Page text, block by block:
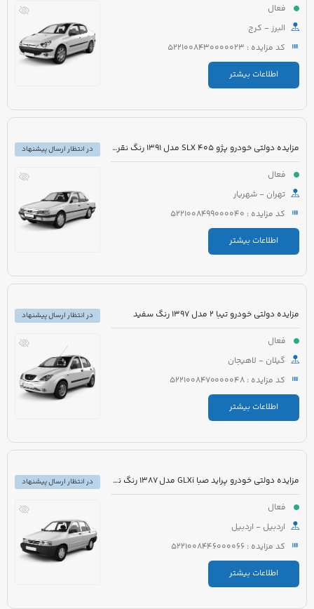
فعال
البرز - کرج
کد مزایده : 5221008430000023
اطلاعات بیشتر
مزایده دولتی خودرو پژو 405 SLX مدل 1391 رنگ نقره ای
فعال
تهران - شهریار
کد مزایده : 5221008499000040
اطلاعات بیشتر
در انتظار ارسال پیشنهاد
مزایده دولتی خودرو تیبا 2 مدل 1397 رنگ سفید
فعال
گیلان - لاهیجان
کد مزایده : 5221008470000048
اطلاعات بیشتر
در انتظار ارسال پیشنهاد
مزایده دولتی خودرو پراید صبا GLXi مدل 1387 رنگ نقره ای
فعال
اردبیل - اردبیل
کد مزایده : 5221008446000066
اطلاعات بیشتر
در انتظار ارسال پیشنهاد